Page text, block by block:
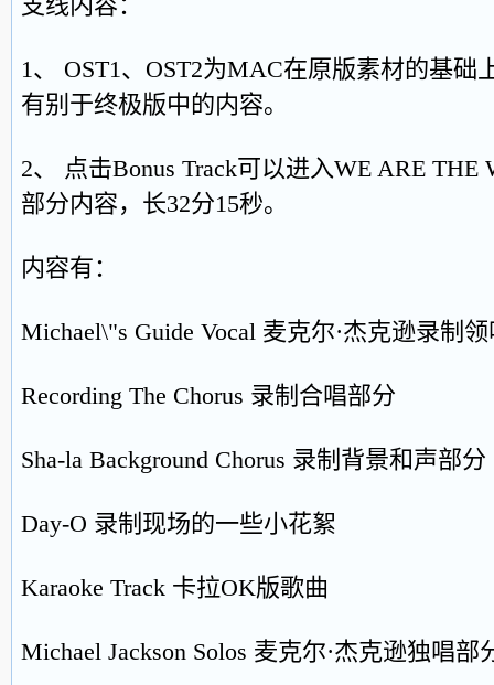
1、 OST1、OST2为MAC在原版素材的基础
有别于终极版中的内容。
2、 点击Bonus Track可以进入WE ARE
部分内容，长32分15秒。
内容有：
Michael\"s Guide Vocal 麦克尔·杰克逊录制
Recording The Chorus 录制合唱部分
Sha-la Background Chorus 录制背景和声部分
Day-O 录制现场的一些小花絮
Karaoke Track 卡拉OK版歌曲
Michael Jackson Solos 麦克尔·杰克逊独唱部